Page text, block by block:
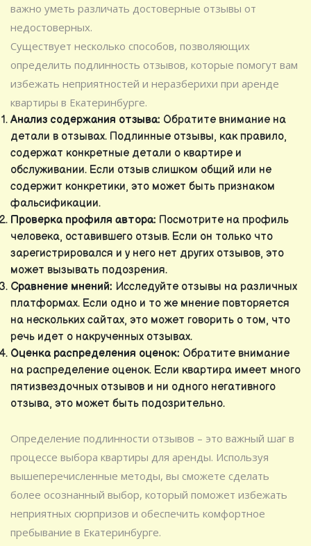
важно уметь различать достоверные отзывы от
недостоверных.
Существует несколько способов, позволяющих
определить подлинность отзывов, которые помогут вам
избежать неприятностей и неразберихи при аренде
квартиры в Екатеринбурге.
Анализ содержания отзыва: Обратите внимание на
детали в отзывах. Подлинные отзывы, как правило,
содержат конкретные детали о квартире и
обслуживании. Если отзыв слишком общий или не
содержит конкретики, это может быть признаком
фальсификации.
Проверка профиля автора: Посмотрите на профиль
человека, оставившего отзыв. Если он только что
зарегистрировался и у него нет других отзывов, это
может вызывать подозрения.
Сравнение мнений: Исследуйте отзывы на различных
платформах. Если одно и то же мнение повторяется
на нескольких сайтах, это может говорить о том, что
речь идет о накрученных отзывах.
Оценка распределения оценок: Обратите внимание
на распределение оценок. Если квартира имеет много
пятизвездочных отзывов и ни одного негативного
отзыва, это может быть подозрительно.
Определение подлинности отзывов – это важный шаг в
процессе выбора квартиры для аренды. Используя
вышеперечисленные методы, вы сможете сделать
более осознанный выбор, который поможет избежать
неприятных сюрпризов и обеспечить комфортное
пребывание в Екатеринбурге.